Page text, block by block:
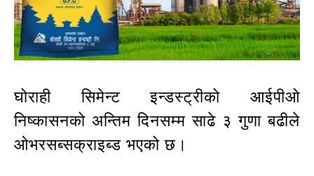
घोराही सिमेन्ट इन्डस्ट्रीको आईपीओ
निष्कासनको अन्तिम दिनसम्म साढे ३ गुणा बढीले
ओभरसब्सक्राइब्ड भएको छ।